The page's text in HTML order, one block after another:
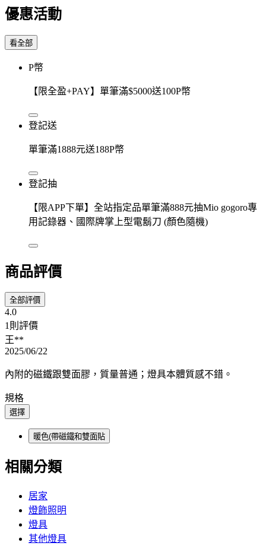
優惠活動
看全部
P幣
【限全盈+PAY】單筆滿$5000送100P幣
登記送
單筆滿1888元送188P幣
登記抽
【限APP下單】全站指定品單筆滿888元抽Mio gogoro專
用記錄器、國際牌掌上型電鬍刀 (顏色隨機)
商品評價
全部評價
4.0
1則評價
王**
2025/06/22
內附的磁鐵跟雙面膠，質量普通；燈具本體質感不錯。
規格
選擇
暖色(帶磁鐵和雙面貼
相關分類
居家
燈飾照明
燈具
其他燈具